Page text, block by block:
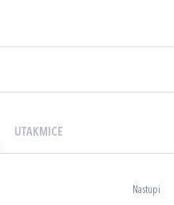
UTAKMICE
Nastupi